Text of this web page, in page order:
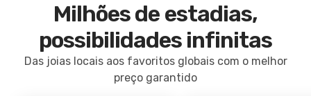
Milhões de estadias,
possibilidades infinitas
Das joias locais aos favoritos globais com o melhor
preço garantido